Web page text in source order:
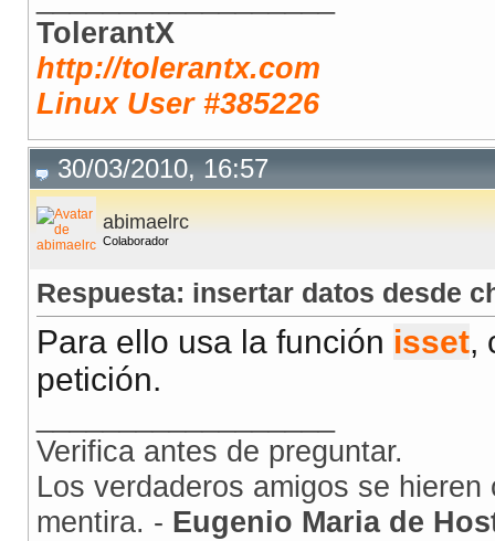
TolerantX
http://tolerantx.com
Linux User #385226
30/03/2010, 16:57
abimaelrc
Colaborador
Respuesta: insertar datos desde
Para ello usa la función isset,
petición.
Verifica antes de preguntar.
Los verdaderos amigos se
mentira. - Eugenio Maria de